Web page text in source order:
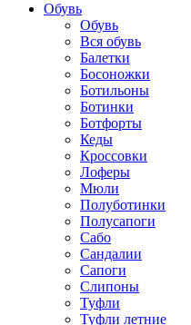
Обувь
Обувь
Вся обувь
Балетки
Босоножки
Ботильоны
Ботинки
Ботфорты
Кеды
Кроссовки
Лоферы
Мюли
Полуботинки
Полусапоги
Сабо
Сандалии
Сапоги
Слипоны
Туфли
Туфли летние